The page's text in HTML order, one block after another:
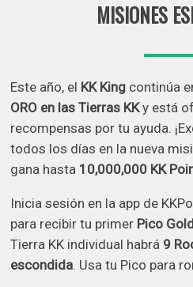
MISIONES
Este año, el KK King continúa
ORO en las Tierras KKy está
recompensas por tu ayuda.
todos los días en la nueva
gana hasta 10,000,000 KK
Inicia sesión en la app de
para recibir tu primer Pico
Tierra KK individual habrá 9
escondida . Usa tu Pico para